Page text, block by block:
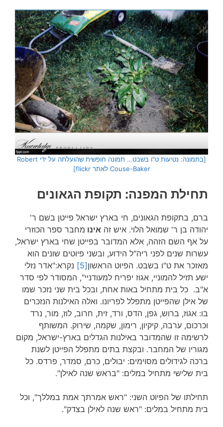
[בתמונה: נטיעות ט"ו בשבט… תמונה חופשית שהועלתה על ידי Robert
Couse-Baker לאתר flickr]
תחילת המפנה: תקופת הגאונים
ברם, בתקופת הגאונים, חי בארץ ישראל פייטן בשם ר'
יהודה בן ר' שמואל הלוי. איש זה אינו מחבר ספר הכוזרי
על אף השם הזהה, אלא המדובר בפייטן שחי בארץ ישראל,
עשרות שנים לפני ריה"ל הידוע, ובשני פיוטים שונים הוא
מאזכר את ט"ו בשבט. הפיוט הראשון[5]
נקרא:"אדר נזלי
ישע תזיל להמוניי, אגוז יפריח למעודניי", המסודר לפי סדר
א"ב. כל בית מתחיל באות אחת, ובכל בית שני נזכר שמו
של אילן שהפייטן מתפלל לפריונו. ואלה האילנות הנזכרים
בו: אגוז, ברוש, גפן, הדס, ורד, זית, חרוב, לוז, מור, נרד
וכרכום, ערבה, קיקיון, רימון, שקמה, שירוק. המשותף
לרשימה זו שהמדובר באילנות הגדלים בארץ-ישראל, מקום
מגוריו של המחבר. ובקצת בתים מתפלל הפייטן לשנת
ברכה לגידולים מסוימים: יבולים, כרם, סמדר, פרדס. כל
בית שלישי מתחיל במלים: "בראש שנה לאילן".
תחילתו של הפיוט השני: "ראש אמרתך אמת במללך", וכל
בית מתחיל במלים: "ראש שנה לאילן בצדק".